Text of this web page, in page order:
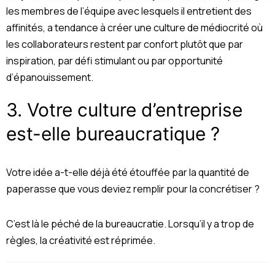
les membres de l’équipe avec lesquels il entretient des
affinités, a tendance à créer une culture de médiocrité où
les collaborateurs restent par confort plutôt que par
inspiration, par défi stimulant ou par opportunité
d’épanouissement.
3. Votre culture d’entreprise
est-elle bureaucratique ?
Votre idée a-t-elle déjà été étouffée par la quantité de
paperasse que vous deviez remplir pour la concrétiser ?
C’est là le péché de la bureaucratie. Lorsqu’il y a trop de
règles, la créativité est réprimée.